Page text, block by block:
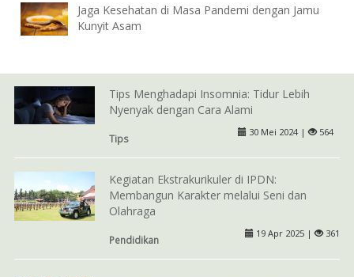
Jaga Kesehatan di Masa Pandemi dengan Jamu
Kunyit Asam
Tips Menghadapi Insomnia: Tidur Lebih
Nyenyak dengan Cara Alami
Tips
30 Mei 2024 | 564
Kegiatan Ekstrakurikuler di IPDN:
Membangun Karakter melalui Seni dan
Olahraga
Pendidikan
19 Apr 2025 | 361